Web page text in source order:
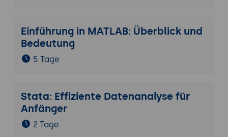
Einführung in MATLAB: Überblick und
Bedeutung
5 Tage
Stata: Effiziente Datenanalyse für
Anfänger
2 Tage